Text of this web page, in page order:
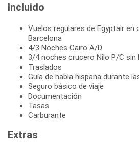
Incluido
Vuelos regulares de Egyptair en
Barcelona
4/3 Noches Cairo A/D
3/4 noches crucero Nilo P/C sin
Traslados
Guía de habla hispana durante
Seguro básico de viaje
Documentación
Tasas
Carburante
Extras